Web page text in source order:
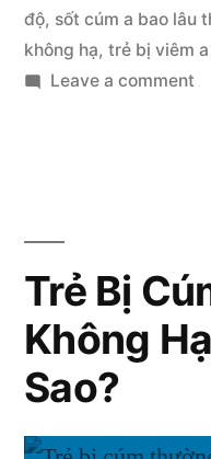
độ, sốt cúm a bao lâu
không hạ, trẻ bị viêm
Leave a commenton
Và
Trẻ Bị
Không
Sao?